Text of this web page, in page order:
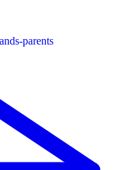
parents